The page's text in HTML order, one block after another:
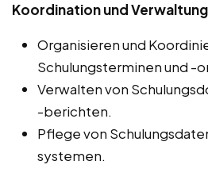
Koordination und Verwaltung
Organisieren und
Schulungsterminen und -
Verwalten von
-berichten.
Pflege von
systemen.